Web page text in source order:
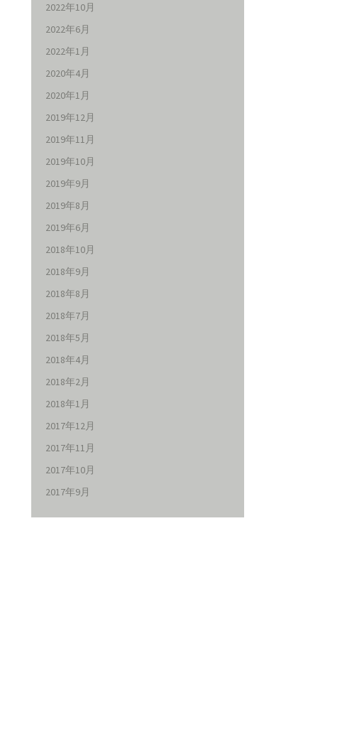
2022年10月
2022年6月
2022年1月
2020年4月
2020年1月
2019年12月
2019年11月
2019年10月
2019年9月
2019年8月
2019年6月
2018年10月
2018年9月
2018年8月
2018年7月
2018年5月
2018年4月
2018年2月
2018年1月
2017年12月
2017年11月
2017年10月
2017年9月